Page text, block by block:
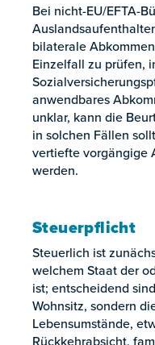
Bei nicht-EU/EFTA-
bilaterale
Einzelfall zu prüfen,
anwendbares
unklar, kann die
in solchen Fällen
vertiefte vorgängige
werden.
Steuerpflicht
Steuerlich ist
welchem Staat der
ist; entscheidend
Wohnsitz, sondern
Lebensumstände,
Rückkehrabsicht,